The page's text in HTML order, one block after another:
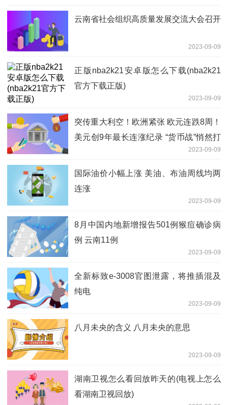
云南省社会组织高质量发展交流大会召开
2023-09-09
正版nba2k21安卓版怎么下载(nba2k21
官方下载正版)
2023-09-09
突传重大利空！欧洲紧张 欧元连跌8周！
美元创9年最长连涨纪录 “货币战”悄然打
2023-09-09
国际油价小幅上涨 美油、布油周线均两
连涨
2023-09-09
8月中国内地新增报告501例猴痘确诊病
例 云南11例
2023-09-09
全新标致e-3008官图泄露，将推插混及
纯电
2023-09-09
八月未央的含义 八月未央的意思
2023-09-09
湖南卫视怎么看回放昨天的(电视上怎么
看湖南卫视回放)